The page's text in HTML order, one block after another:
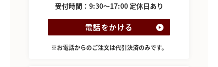
受付時間：9:30～17:00 定休日あり
電話をかける
※お電話からのご注文は代引決済のみです。